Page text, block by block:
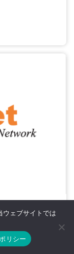
うちに幕を閉
ウェブサイトでは
リシー